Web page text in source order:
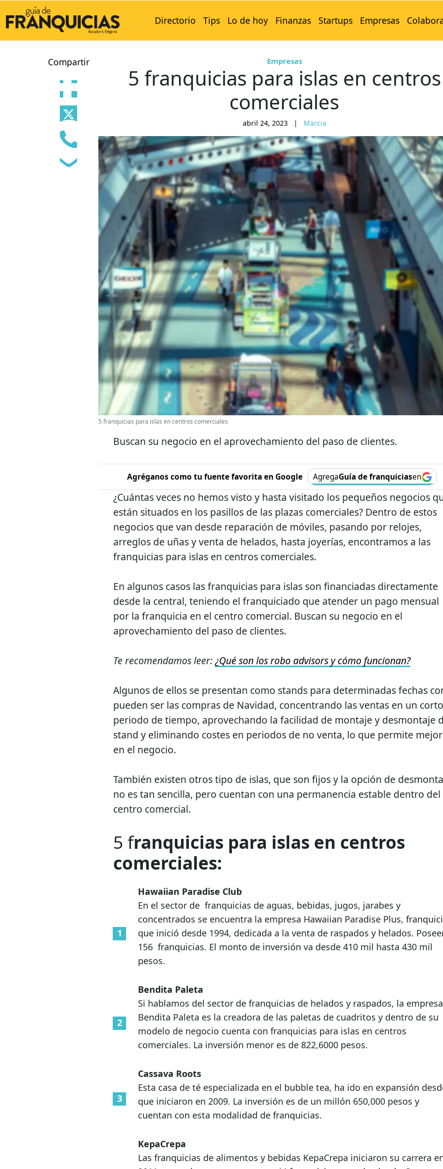
Directorio Tips Lo de hoy Finanzas Startups Empresas
Compartir Empresas
5 franquicias para islas en centros
comerciales
abril 24, 2023 | Marcia
5 franquicias para islas en centros comerciales
Buscan su negocio en el aprovechamiento del paso de clientes.
Agréganos como tu fuente favorita en Google AgregaGuía de franquiciasen
¿Cuántas veces no hemos visto y hasta visitado los pequeños negocios
están situados en los pasillos de las plazas comerciales? Dentro de estos
negocios que van desde reparación de móviles, pasando por relojes,
arreglos de uñas y venta de helados, hasta joyerías, encontramos a las
franquicias para islas en centros comerciales.
En algunos casos las franquicias para islas son financiadas directamente
desde la central, teniendo el franquiciado que atender un pago mensual
por la franquicia en el centro comercial. Buscan su negocio en el
aprovechamiento del paso de clientes.
Te recomendamos leer:¿Qué son los robo advisors y cómo funcionan?
Algunos de ellos se presentan como stands para determinadas fechas
pueden ser las compras de Navidad, concentrando las ventas en un corto
periodo de tiempo, aprovechando la facilidad de montaje y desmontaje
stand y eliminando costes en periodos de no venta, lo que permite
en el negocio.
También existen otros tipo de islas, que son fijos y la opción de
no es tan sencilla, pero cuentan con una permanencia estable dentro del
centro comercial.
5 franquicias para islas en centros
comerciales:
Hawaiian Paradise Club
En el sector de franquicias de aguas, bebidas, jugos, jarabes y
concentrados se encuentra la empresa Hawaiian Paradise Plus,
que inició desde 1994, dedicada a la venta de raspados y helados.
156 franquicias. El monto de inversión va desde 410 mil hasta 430 mil
pesos.
Bendita Paleta
Si hablamos del sector de franquicias de helados y raspados, la empresa
Bendita Paleta es la creadora de las paletas de cuadritos y dentro de su
modelo de negocio cuenta con franquicias para islas en centros
comerciales. La inversión menor es de 822,6000 pesos.
Cassava Roots
Esta casa de té especializada en el bubble tea, ha ido en expansión
que iniciaron en 2009. La inversión es de un millón 650,000 pesos y
cuentan con esta modalidad de franquicias.
KepaCrepa
Las franquicias de alimentos y bebidas KepaCrepa iniciaron su carrera